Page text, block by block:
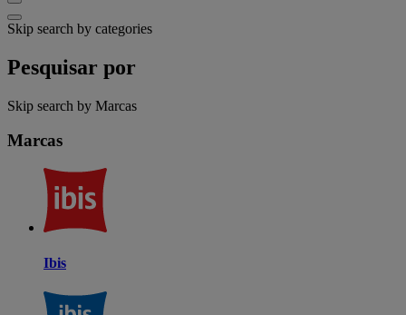
Skip search by categories
Pesquisar por
Skip search by Marcas
Marcas
Ibis